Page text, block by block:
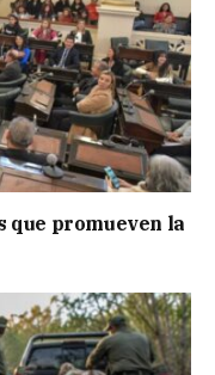
que promueven la